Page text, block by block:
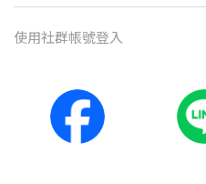
使⽤社群帳號登入